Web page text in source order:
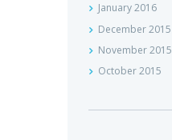
January2016
December2015
November2015
October2015